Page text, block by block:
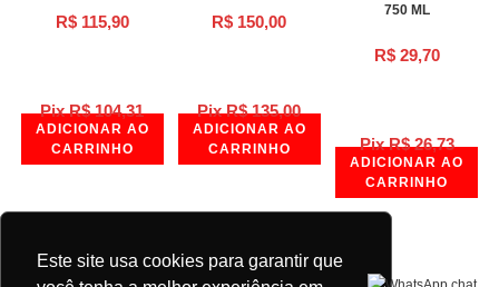
Este site usa cookies para garantir que
Pix R$104,31
R$115,90
ADICIONAR AO
CARRINHO
Pix R$135,00
R$ 150,00
ADICIONAR AO
CARRINHO
Pix R$26,73
750 ML
R$29,70
ADICIONAR AO
CARRINHO